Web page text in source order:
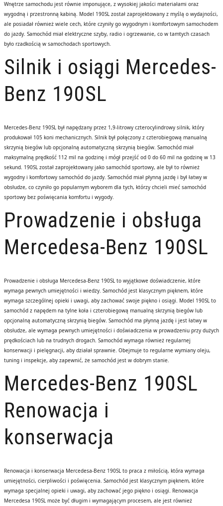
Wnętrze samochodu jest równie imponujące, z wysokiej jakości materiałami oraz
wygodną i przestronną kabiną. Model 190SL został zaprojektowany z myślą o wydajności,
ale posiadał również wiele cech, które czyniły go wygodnym i komfortowym samochodem
do jazdy. Samochód miał elektryczne szyby, radio i ogrzewanie, co w tamtych czasach
było rzadkością w samochodach sportowych.
Silnik i osiągi Mercedes-
Benz 190SL
Mercedes-Benz 190SL był napędzany przez 1,9-litrowy czterocylindrowy silnik, który
produkował 105 koni mechanicznych. Silnik był połączony z czterobiegową manualną
skrzynią biegów lub opcjonalną automatyczną skrzynią biegów. Samochód miał
maksymalną prędkość 112 mil na godzinę i mógł przejść od 0 do 60 mil na godzinę w 13
sekund. 190SL został zaprojektowany jako samochód sportowy, ale był to również
wygodny i komfortowy samochód do jazdy. Samochód miał płynną jazdę i był łatwy w
obsłudze, co czyniło go popularnym wyborem dla tych, którzy chcieli mieć samochód
sportowy bez poświęcania komfortu i wygody.
Prowadzenie i obsługa
Mercedesa-Benz 190SL
Prowadzenie i obsługa Mercedesa-Benz 190SL to wyjątkowe doświadczenie, które
wymaga pewnych umiejętności i wiedzy. Samochód jest klasycznym pięknem, które
wymaga szczególnej opieki i uwagi, aby zachować swoje piękno i osiągi. Model 190SL to
samochód z napędem na tylne koła i czterobiegową manualną skrzynią biegów lub
opcjonalną automatyczną skrzynią biegów. Samochód ma płynną jazdę i jest łatwy w
obsłudze, ale wymaga pewnych umiejętności i doświadczenia w prowadzeniu przy dużych
prędkościach lub na trudnych drogach. Samochód wymaga również regularnej
konserwacji i pielęgnacji, aby działał sprawnie. Obejmuje to regularne wymiany oleju,
tuning i inspekcje, aby zapewnić, że samochód jest w dobrym stanie.
Mercedes-Benz 190SL
Renowacja i
konserwacja
Renowacja i konserwacja Mercedesa-Benz 190SL to praca z miłością, która wymaga
umiejętności, cierpliwości i poświęcenia. Samochód jest klasycznym pięknem, które
wymaga specjalnej opieki i uwagi, aby zachować jego piękno i osiągi. Renowacja
Mercedesa 190SL może być długim i wymagającym procesem, ale jest również